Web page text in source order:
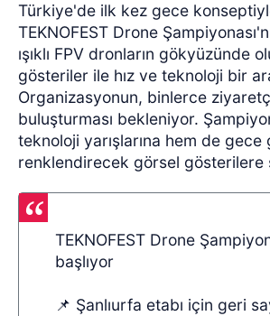
Türkiye'de ilk kez gece
TEKNOFEST Drone
ışıklı FPV dronların gökyüzünde
gösteriler ile hız ve teknoloji bir
Organizasyonun, binlerce
buluşturması bekleniyor.
teknoloji yarışlarına hem de gece
renklendirecek görsel gösterilere
TEKNOFEST Drone
başlıyor
📌 Şanlıurfa etabı için geri